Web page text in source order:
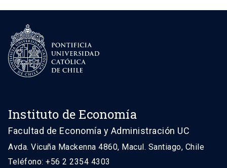
Instituto de Economía
Facultad de Economía y Administración UC
Avda. Vicuña Mackenna 4860, Macul. Santiago, Chile
Teléfono: +56 2 2354 4303